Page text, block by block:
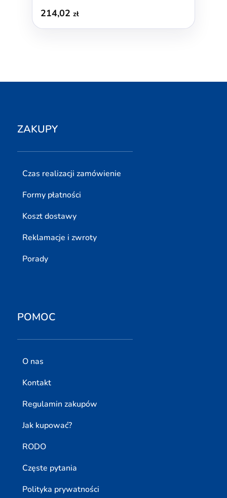
214,02 zł
ZAKUPY
Czas realizacji zamówienie
Formy płatności
Koszt dostawy
Reklamacje i zwroty
Porady
POMOC
O nas
Kontakt
Regulamin zakupów
Jak kupować?
RODO
Częste pytania
Polityka prywatności